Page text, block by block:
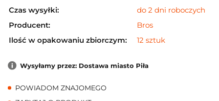
Czas wysyłki:
do 2 dni roboczych
Producent:
Bros
Ilość w opakowaniu zbiorczym:
12 sztuk
Wysyłamy przez: Dostawa miasto Piła
POWIADOM ZNAJOMEGO